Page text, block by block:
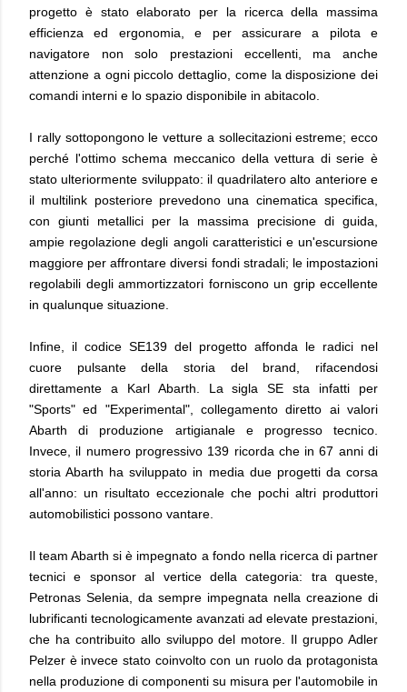
progetto è stato elaborato per la ricerca della massima
efficienza ed ergonomia, e per assicurare a pilota e
navigatore non solo prestazioni eccellenti, ma anche
attenzione a ogni piccolo dettaglio, come la disposizione dei
comandi interni e lo spazio disponibile in abitacolo.
I rally sottopongono le vetture a sollecitazioni estreme; ecco
perché l'ottimo schema meccanico della vettura di serie è
stato ulteriormente sviluppato: il quadrilatero alto anteriore e
il multilink posteriore prevedono una cinematica specifica,
con giunti metallici per la massima precisione di guida,
ampie regolazione degli angoli caratteristici e un'escursione
maggiore per affrontare diversi fondi stradali; le impostazioni
regolabili degli ammortizzatori forniscono un grip eccellente
in qualunque situazione.
Infine, il codice SE139 del progetto affonda le radici nel
cuore pulsante della storia del brand, rifacendosi
direttamente a Karl Abarth. La sigla SE sta infatti per
"Sports" ed "Experimental", collegamento diretto ai valori
Abarth di produzione artigianale e progresso tecnico.
Invece, il numero progressivo 139 ricorda che in 67 anni di
storia Abarth ha sviluppato in media due progetti da corsa
all'anno: un risultato eccezionale che pochi altri produttori
automobilistici possono vantare.
Il team Abarth si è impegnato a fondo nella ricerca di partner
tecnici e sponsor al vertice della categoria: tra queste,
Petronas Selenia, da sempre impegnata nella creazione di
lubrificanti tecnologicamente avanzati ad elevate prestazioni,
che ha contribuito allo sviluppo del motore. Il gruppo Adler
Pelzer è invece stato coinvolto con un ruolo da protagonista
nella produzione di componenti su misura per l'automobile in